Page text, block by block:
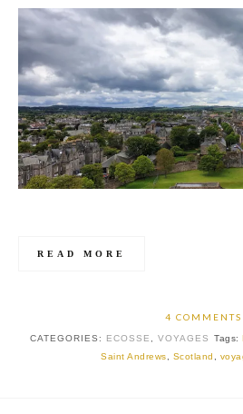
READ MORE
4 COMMENTS
CATEGORIES: ECOSSE ,VOYAGES Tags:
Saint Andrews
Scotland